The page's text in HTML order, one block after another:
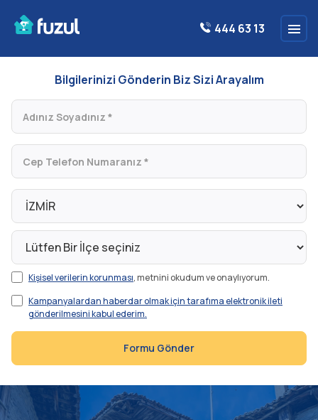
444 63 13
Bilgilerinizi Gönderin Biz Sizi Arayalım
Kişisel verilerin korunması, metnini okudum ve onaylıyorum.
Kampanyalardan haberdar olmak için tarafıma elektronik ileti
gönderilmesini kabul ederim.
Formu Gönder